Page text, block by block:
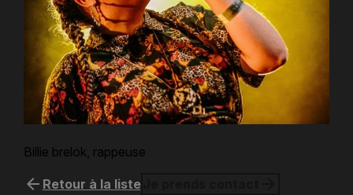
Billie brelok, rappeuse
arrow_back Retour à la liste